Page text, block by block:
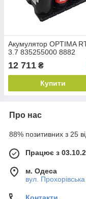
Акумулятор OPTIMA
3.7 835255000 8882
12 711 ₴
Купити
Про нас
88% позитивних з 25
Працює з
м. Одеса
вул.